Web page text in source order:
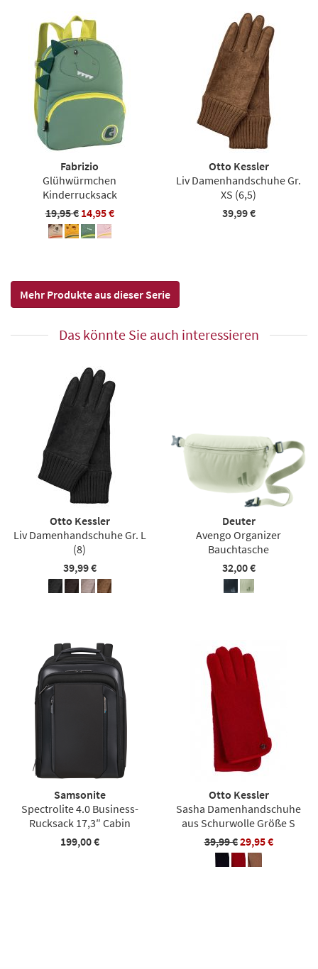
Fabrizio
Glühwürmchen
Kinderrucksack
19,95 € 14,95 €
Otto Kessler
Liv Damenhandschuhe Gr.
XS (6,5)
39,99 €
Mehr Produkte aus dieser Serie
Das könnte Sie auch interessieren
Otto Kessler
Liv Damenhandschuhe Gr. L
(8)
39,99 €
Deuter
Avengo Organizer
Bauchtasche
32,00 €
Samsonite
Spectrolite 4.0 Business-
Rucksack 17,3″ Cabin
199,00 €
Otto Kessler
Sasha Damenhandschuhe
aus Schurwolle Größe S
39,99 €29,95 €